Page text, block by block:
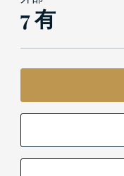
7 有